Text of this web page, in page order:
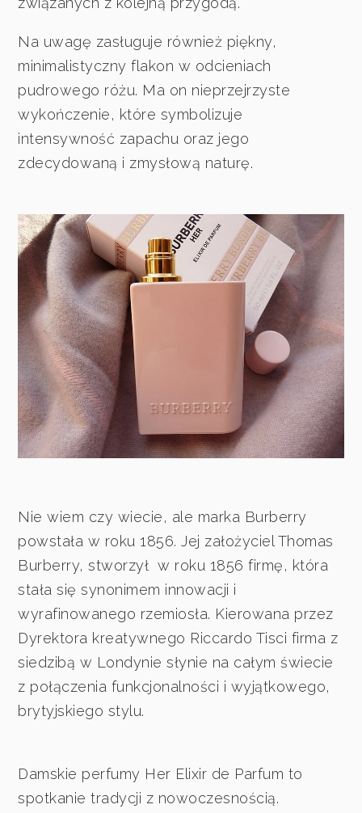
Na uwagę zasługuje również piękny,
minimalistyczny flakon w odcieniach
pudrowego różu. Ma on nieprzejrzyste
wykończenie, które symbolizuje
intensywność zapachu oraz jego
zdecydowaną i zmysłową naturę.
Nie wiem czy wiecie, ale marka Burberry
powstała w roku 1856. Jej założyciel Thomas
Burberry, stworzył w roku 1856 firmę, która
stała się synonimem innowacji i
wyrafinowanego rzemiosła. Kierowana przez
Dyrektora kreatywnego Riccardo Tisci firma z
siedzibą w Londynie słynie na całym świecie
z połączenia funkcjonalności i wyjątkowego,
brytyjskiego stylu.
Damskie perfumy Her Elixir de Parfum to
spotkanie tradycji z nowoczesnością.